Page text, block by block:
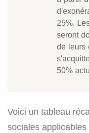
25%.
seront
de leurs
50%
Voici un tableau
sociales